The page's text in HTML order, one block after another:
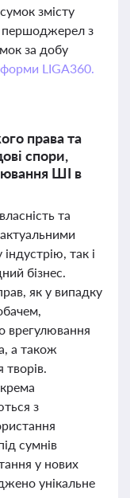
змісту
першоджерел з
за добу
LIGA360.
права та
спори,
ШІ в
та
так і
бізнес.
як у випадку
врегулювання
а також
з
сумнів
у нових
унікальне